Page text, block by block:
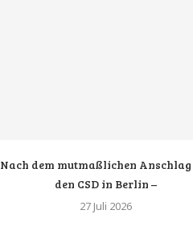
Nach dem mutmaßlichen
den CSD in Berlin –
27 Juli 2026